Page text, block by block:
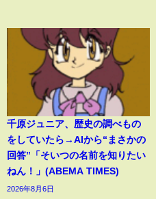
千原ジュニア、歴史の調べもの
をしていたら→AIから“まさかの
回答”「そいつの名前を知りたい
ねん！」(ABEMA TIMES)
2026年8月6日